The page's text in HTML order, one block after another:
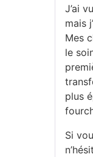
​J’ai
mais
Mes
le
plus
​Si